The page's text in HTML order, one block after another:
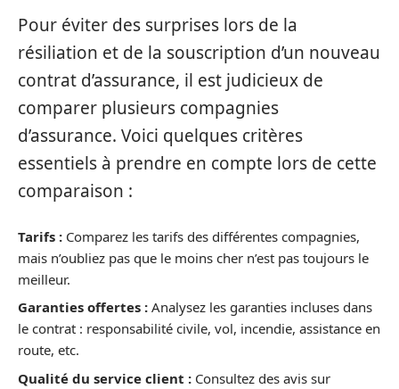
Pour éviter des surprises lors de la
résiliation et de la souscription d’un nouveau
contrat d’assurance, il est judicieux de
comparer plusieurs compagnies
d’assurance. Voici quelques critères
essentiels à prendre en compte lors de cette
comparaison :
Tarifs : Comparez les tarifs des différentes compagnies,
mais n’oubliez pas que le moins cher n’est pas toujours le
meilleur.
Garanties offertes : Analysez les garanties incluses dans
le contrat : responsabilité civile, vol, incendie, assistance en
route, etc.
Qualité du service client : Consultez des avis sur